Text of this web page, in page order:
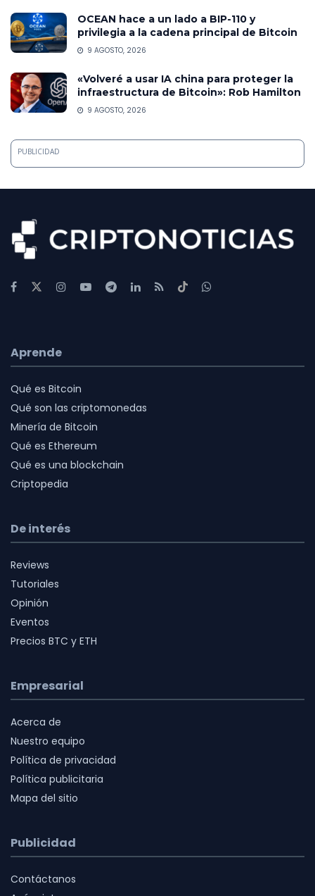
OCEAN hace a un lado a BIP-110 y
privilegia a la cadena principal de Bitcoin
9 AGOSTO, 2026
«Volveré a usar IA china para proteger la
infraestructura de Bitcoin»: Rob Hamilton
9 AGOSTO, 2026
PUBLICIDAD
Aprende
Qué es Bitcoin
Qué son las criptomonedas
Minería de Bitcoin
Qué es Ethereum
Qué es una blockchain
Criptopedia
De interés
Reviews
Tutoriales
Opinión
Eventos
Precios BTC y ETH
Empresarial
Acerca de
Nuestro equipo
Política de privacidad
Política publicitaria
Mapa del sitio
Publicidad
Contáctanos